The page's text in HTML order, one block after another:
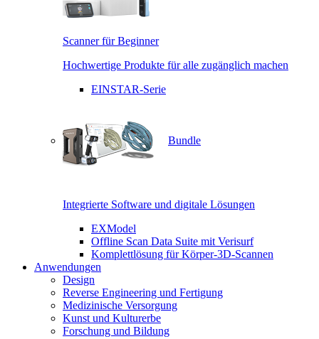
Scanner für Beginner
Hochwertige Produkte für alle zugänglich machen
EINSTAR-Serie
Bundle
Integrierte Software und digitale Lösungen
EXModel
Offline Scan Data Suite mit Verisurf
Komplettlösung für Körper-3D-Scannen
Anwendungen
Design
Reverse Engineering und Fertigung
Medizinische Versorgung
Kunst und Kulturerbe
Forschung und Bildung